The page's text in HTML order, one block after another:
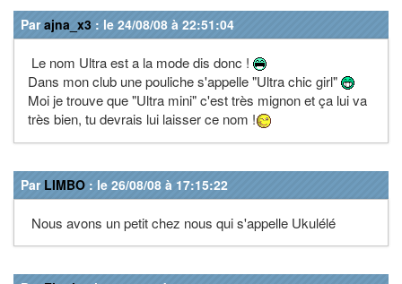
Parajna_x3 : le 24/08/08 à 22:51:04
Le nom Ultra est a la mode dis donc !
Dans mon club une pouliche s'appelle "Ultra chic girl"
Moi je trouve que "Ultra mini" c'est très mignon et ça lui va
très bien, tu devrais lui laisser ce nom !
Par LIMBO : le 26/08/08 à 17:15:22
Nous avons un petit chez nous qui s'appelle Ukulélé